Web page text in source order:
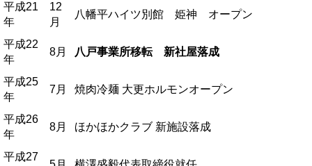
平成21
年
12
月
八幡平ハイツ別館 姫神 オープン
平成22
年
8月 八戸事業所移転 新社屋落成
平成25
年
7月 焼肉冷麺 大更ホルモンオープン
平成26
年
8月 ほかほかクラブ 新施設落成
平成27